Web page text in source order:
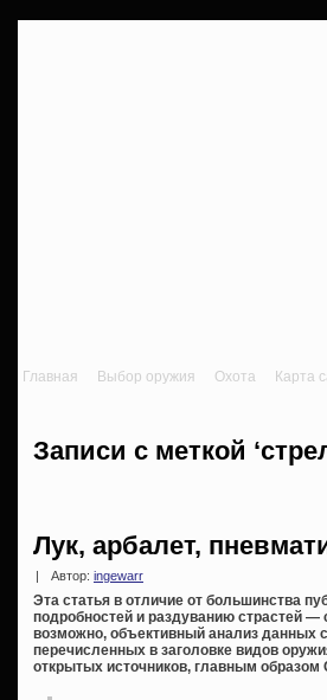
Главная Выбор оружия Охота Карта
Записи с меткой
Лук, арбалет,
Автор: ingewarr
Эта статья в отличие от большинства
подробностей и раздуванию страстей —
возможно, объективный анализ данных с
перечисленных в заголовке видов
открытых источников, главным